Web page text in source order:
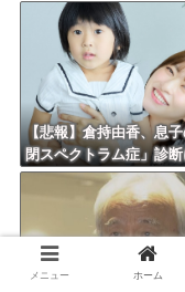
判への性接待がバレ大
ぎにｗｗｗｗｗｗｗｗ
【悲報】倉持由香、息
閉スペクトラム症」診
ックで涙… 見逃してい
期のサインとは？
メニュー ホーム